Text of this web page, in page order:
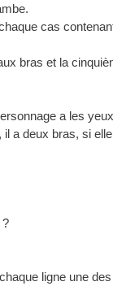
cas
bras et la
a les
deux bras, si
?
ligne une